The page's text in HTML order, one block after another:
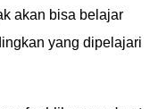
akan bisa belajar
yang dipelajari